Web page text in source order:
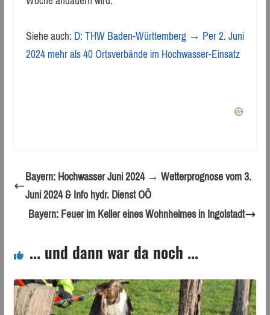
Siehe auch:D: THW Baden-Württemberg → Per 2. Juni
2024 mehr als 40 Ortsverbände im Hochwasser-Einsatz
Bayern: Hochwasser Juni 2024 → Wetterprognose vom 3.
Juni 2024 & Info hydr. Dienst OÖ
Bayern: Feuer im Keller eines Wohnheimes in Ingolstadt
... und dann war da noch ...